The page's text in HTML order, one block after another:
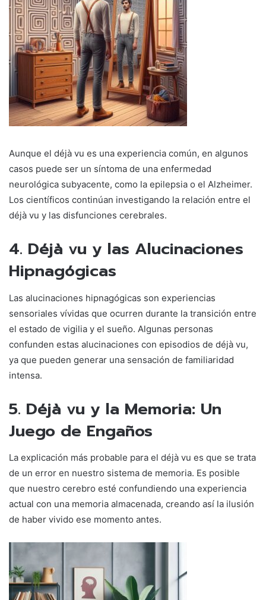
Aunque el déjà vu es una experiencia común, en algunos
casos puede ser un síntoma de una enfermedad
neurológica subyacente, como la epilepsia o el Alzheimer.
Los científicos continúan investigando la relación entre el
déjà vu y las disfunciones cerebrales.
4. Déjà vu y las Alucinaciones
Hipnagógicas
Las alucinaciones hipnagógicas son experiencias
sensoriales vívidas que ocurren durante la transición entre
el estado de vigilia y el sueño. Algunas personas
confunden estas alucinaciones con episodios de déjà vu,
ya que pueden generar una sensación de familiaridad
intensa.
5. Déjà vu y la Memoria: Un
Juego de Engaños
La explicación más probable para el déjà vu es que se trata
de un error en nuestro sistema de memoria. Es posible
que nuestro cerebro esté confundiendo una experiencia
actual con una memoria almacenada, creando así la ilusión
de haber vivido ese momento antes.